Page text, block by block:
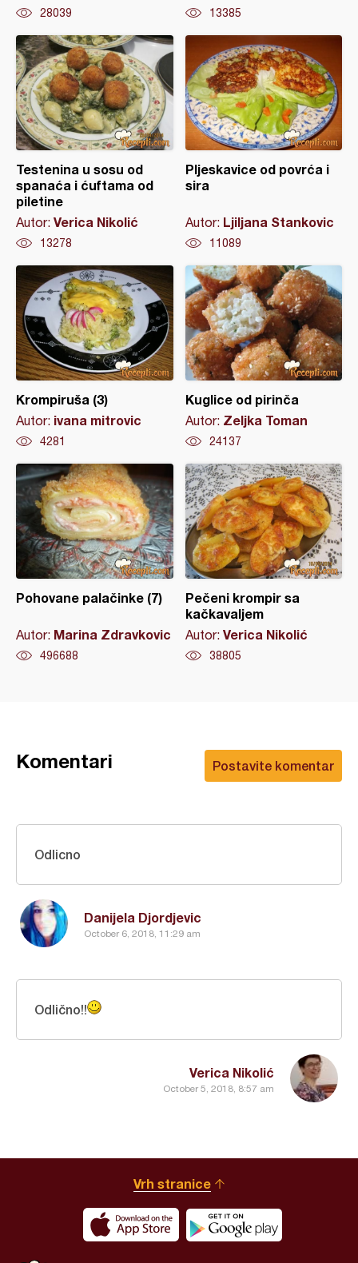
28039 13385
Testenina u sosu od
spanaća i ćuftama od
piletine
Autor: Verica Nikolić
13278
Pljeskavice od povrća i
sira
Autor: Ljiljana Stankovic
11089
Krompiruša (3)
Autor: ivana mitrovic
4281
Kuglice od pirinča
Autor: Zeljka Toman
24137
Pohovane palačinke (7)
Autor: Marina Zdravkovic
496688
Pečeni krompir sa
kačkavaljem
Autor: Verica Nikolić
38805
Postavite komentar
Komentari
Danijela Djordjevic
October 6, 2018, 11:29 am
Odlicno
Verica Nikolić
October 5, 2018, 8:57 am
Odlično!!
Vrh stranice